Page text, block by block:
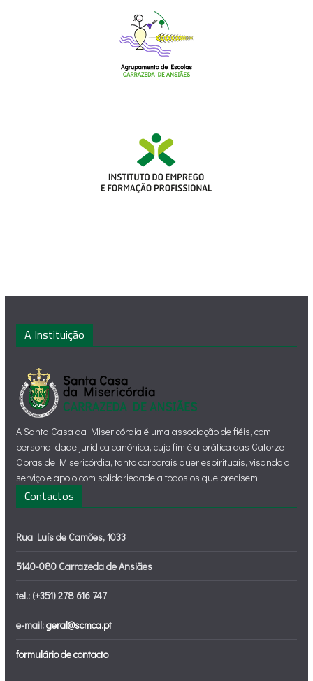
A Instituição
A Santa Casa da Misericórdia é uma associação de fiéis, com
personalidade jurídica canónica, cujo fim é a prática das Catorze
Obras de Misericórdia, tanto corporais quer espirituais, visando o
serviço e apoio com solidariedade a todos os que precisem.
Contactos
Rua Luís de Camões, 1033
5140-080 Carrazeda de Ansiães
tel.: (+351) 278 616 747
e-mail:geral@scmca.pt
formulário de contacto